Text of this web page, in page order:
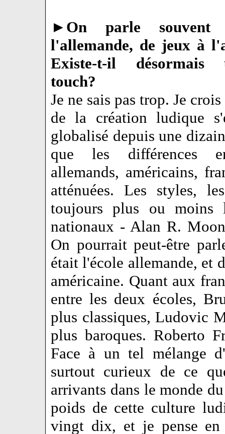
► On parle
l'allemande, de jeux à
Existe-t-il désormais
touch?
Je ne sais pas trop. Je
de la création ludique
globalisé depuis une
que les différences
allemands, américains,
atténuées. Les styles,
toujours plus ou moins
nationaux - Alan R.
On pourrait peut-être
était l'école allemande, et
américaine. Quant aux
entre les deux écoles,
plus classiques, Ludovic
plus baroques. Roberto
Face à un tel mélange
surtout curieux de ce
arrivants dans le monde
poids de cette culture
vingt dix, et je pense en